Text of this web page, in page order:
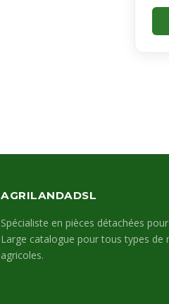
AGRILANDADSL
Spécialiste en pièces détachées
Large catalogue pour tous types de
agricoles.